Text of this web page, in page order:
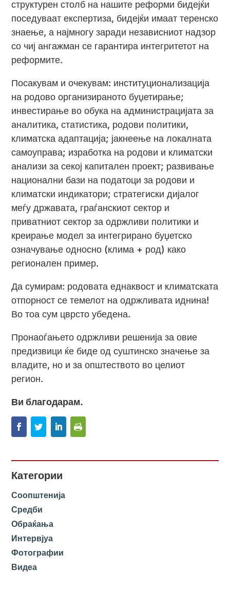
структурен столб на нашите реформи бидејќи
поседуваат експертиза, бидејќи имаат теренско
знаење, а најмногу заради независниот надзор
со чиј ангажман се гарантира интегритетот на
реформите.
Посакувам и очекувам: институционализација
на родово организираното буџетирање;
инвестирање во обука на администрацијата за
аналитика, статистика, родови политики,
климатска адаптација; јакнеење на локалната
самоуправа; изработка на родови и климатски
анализи за секој капитален проект; развивање
национални бази на податоци за родови и
климатски индикатори; стратегиски дијалог
меѓу државата, граѓанскиот сектор и
приватниот сектор за одржливи политики и
креирање модел за интегрирано буџетско
означување односно (клима + род) како
регионален пример.
Да сумирам: родовата еднаквост и климатската
отпорност се темелот на одржливата иднина!
Во тоа сум цврсто убедена.
Пронаоѓањето одржливи решенија за овие
предизвици ќе биде од суштинско значење за
владите, но и за општеството во целиот
регион.
Ви благодарам.
Категории
Соопштенија
Средби
Обраќања
Интервјуа
Фотографии
Видеа